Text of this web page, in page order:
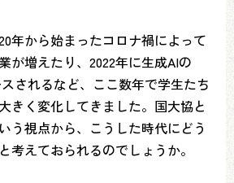
年から始まったコロナ禍によって
が増えたり、2022年に生成AIの
されるなど、ここ数年で学生たち
きく変化してきました。国大協と
う視点から、こうした時代にどう
考えておられるのでしょうか。